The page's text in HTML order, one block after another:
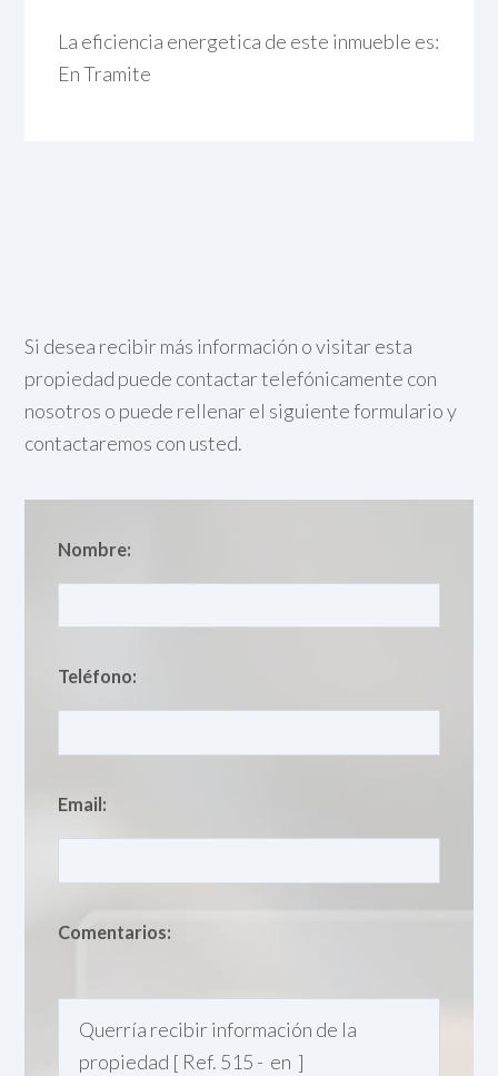
La eficiencia energetica de este inmueble es:
En Tramite
Si desea recibir más información o visitar esta
propiedad puede contactar telefónicamente con
nosotros o puede rellenar el siguiente formulario y
contactaremos con usted.
Nombre:
Teléfono:
Email:
Comentarios: